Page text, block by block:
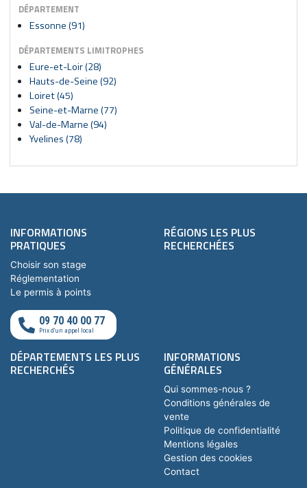
DÉPARTEMENT
Essonne (91)
DÉPARTEMENTS LIMITROPHES
Eure-et-Loir (28)
Hauts-de-Seine (92)
Loiret (45)
Seine-et-Marne (77)
Val-de-Marne (94)
Yvelines (78)
INFORMATIONS
PRATIQUES
Choisir son stage
Réglementation
Le permis à points
09 70 40 00 77
Prix d'un appel local
RÉGIONS LES PLUS
RECHERCHÉES
DÉPARTEMENTS LES PLUS
RECHERCHÉS
INFORMATIONS
GÉNÉRALES
Qui sommes-nous ?
Conditions générales de
vente
Politique de confidentialité
Mentions légales
Gestion des cookies
Contact